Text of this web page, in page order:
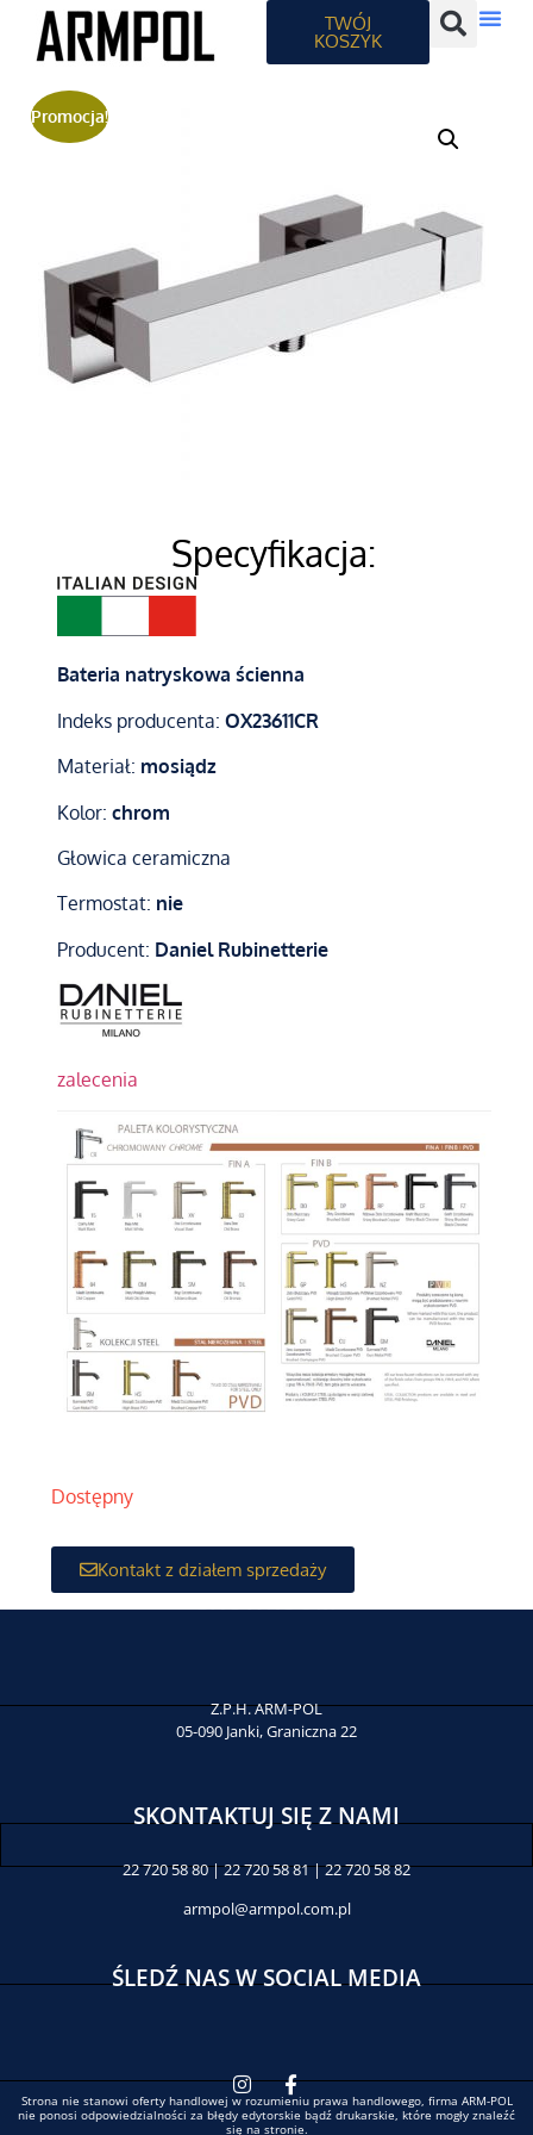
TWÓJ
KOSZYK
Promocja!
Specyfikacja:
Bateria natryskowa ścienna
Indeks producenta: OX23611CR
Materiał: mosiądz
Kolor: chrom
Głowica ceramiczna
Termostat: nie
Producent: Daniel Rubinetterie
zalecenia
Dostępny
Kontakt z działem sprzedaży
SHOWROOM
Z.P.H. ARM-POL
05-090 Janki, Graniczna 22
SKONTAKTUJ SIĘ Z NAMI
22 720 58 80 | 22 720 58 81 | 22 720 58 82
armpol@armpol.com.pl
ŚLEDŹ NAS W SOCIAL MEDIA
Strona nie stanowi oferty handlowej w rozumieniu prawa handlowego, firma ARM-POL
nie ponosi odpowiedzialności za błędy edytorskie bądź drukarskie, które mogły znaleźć
się na stronie.